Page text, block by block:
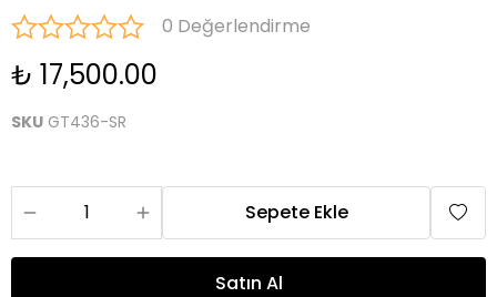
0 Değerlendirme
₺ 17,500.00
SKU GT436-SR
Sepete Ekle
Satın Al